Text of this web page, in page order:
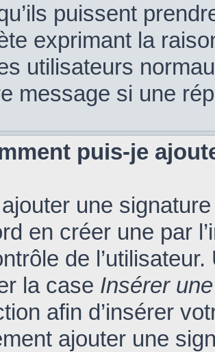
puissent
exprimant la
utilisateurs
message si une
puis-je
une
en créer une par
de
la case Insérer
afin d’insérer
ajouter une